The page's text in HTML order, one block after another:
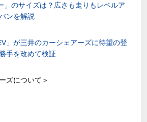
」のサイズは？広さも走りもレベルア
ンを解説
」が三井のカーシェアーズに待望の登
手を改めて検証
ズについて＞